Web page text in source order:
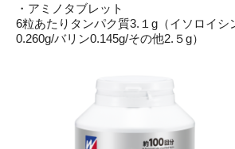
・アミノタブレット
6粒あたりタンパク質3.１g（イソロイシ
0.260g/バリン0.145g/その他2.５g）